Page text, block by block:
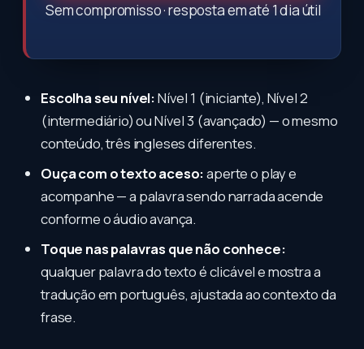
Sem compromisso · resposta em até 1 dia útil
Escolha seu nível:Nível 1 (iniciante), Nível 2
(intermediário) ou Nível 3 (avançado) — o mesmo
conteúdo, três ingleses diferentes.
Ouça com o texto aceso:aperte o play e
acompanhe — a palavra sendo narrada acende
conforme o áudio avança.
Toque nas palavras que não conhece:
qualquer palavra do texto é clicável e mostra a
tradução em português, ajustada ao contexto da
frase.